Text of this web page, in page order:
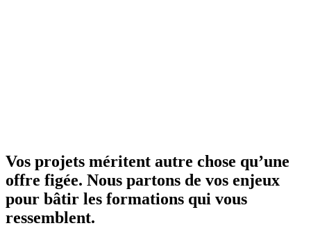
Vos projets méritent autre chose qu’une
offre figée. Nous partons de vos enjeux
pour bâtir les formations qui vous
ressemblent.